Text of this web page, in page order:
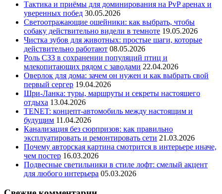
Тактика и приёмы для доминирования на PvP аренах и
уверенных побед 30.05.2026
Светоотражающие ошейники: как выбрать, чтобы
собаку действительно видели в темноте 19.05.2026
Чистка зубов для животных: простые шаги, которые
действительно работают 08.05.2026
Роль СЗЗ в сохранении популяций птиц и
млекопитающих рядом с заводами 22.04.2026
Оверлок для дома: зачем он нужен и как выбрать свой
первый сергер 19.04.2026
Шри-Ланка: туры, маршруты и секреты настоящего
отдыха 13.04.2026
TENET: концепт-автомобиль между настоящим и
будущим 11.04.2026
Канализация без сюрпризов: как правильно
эксплуатировать и ремонтировать сети 21.03.2026
Почему авторская картина смотрится в интерьере иначе,
чем постер 16.03.2026
Подвесные светильники в стиле лофт: смелый акцент
для любого интерьера 05.03.2026